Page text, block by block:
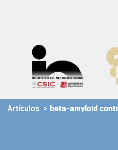
Artículos > beta-amyloid